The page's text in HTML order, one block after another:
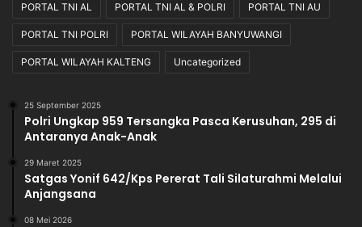
PORTAL TNI AL PORTAL TNI AL & POLRI PORTAL TNI AU
PORTAL TNI POLRI PORTAL WILAYAH BANYUWANGI
PORTAL WILAYAH KALTENG Uncategorized
25 September 2025
Polri Ungkap 959 Tersangka Pasca Kerusuhan, 295 di
Antaranya Anak-Anak
29 Maret 2025
Satgas Yonif 642/Kps Pererat Tali Silaturahmi Melalui
Anjangsana
08 Mei 2026